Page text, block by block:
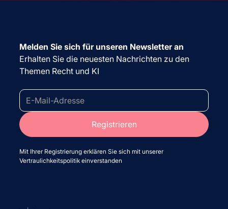
Melden Sie sich für unseren Newsletter an
Erhalten Sie die neuesten Nachrichten zu den
Themen Recht und KI
Mit Ihrer Registrierung erklären Sie sich mit unserer
Vertraulichkeitspolitik einverstanden